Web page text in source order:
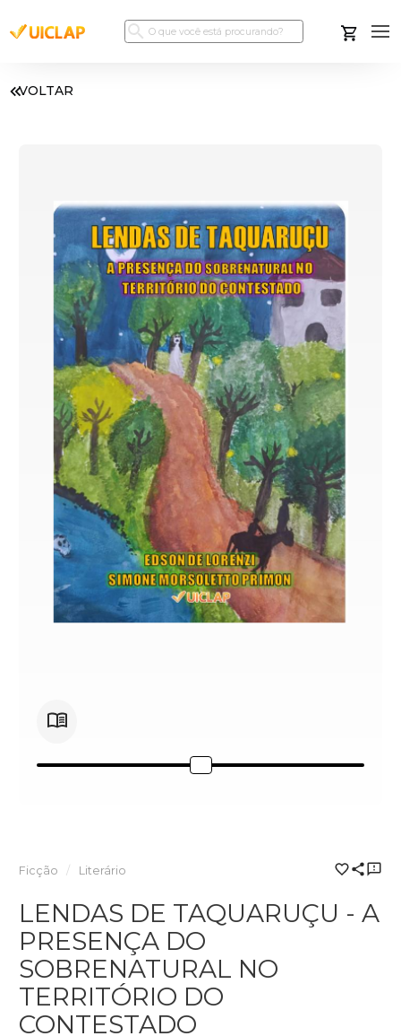
VOLTAR
Ficção Literário
LENDAS DE TAQUARUÇU - A
PRESENÇA DO
SOBRENATURAL NO
TERRITÓRIO DO
CONTESTADO